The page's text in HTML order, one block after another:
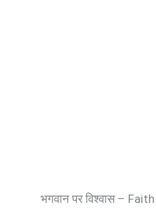
भगवान पर विश्वास –